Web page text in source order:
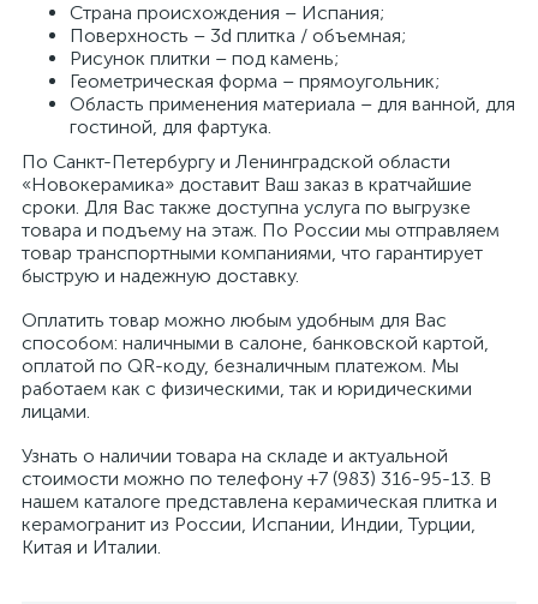
Страна происхождения – Испания;
Поверхность – 3d плитка / объемная;
Рисунок плитки – под камень;
Геометрическая форма – прямоугольник;
Область применения материала – для ванной, для
гостиной, для фартука.
По Санкт-Петербургу и Ленинградской области
«Новокерамика» доставит Ваш заказ в кратчайшие
сроки. Для Вас также доступна услуга по выгрузке
товара и подъему на этаж. По России мы отправляем
товар транспортными компаниями, что гарантирует
быструю и надежную доставку.
Оплатить товар можно любым удобным для Вас
способом: наличными в салоне, банковской картой,
оплатой по QR-коду, безналичным платежом. Мы
работаем как с физическими, так и юридическими
лицами.
Узнать о наличии товара на складе и актуальной
стоимости можно по телефону +7 (983) 316-95-13. В
нашем каталоге представлена керамическая плитка и
керамогранит из России, Испании, Индии, Турции,
Китая и Италии.